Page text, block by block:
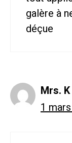
galère à
déçue
Mrs. K
1